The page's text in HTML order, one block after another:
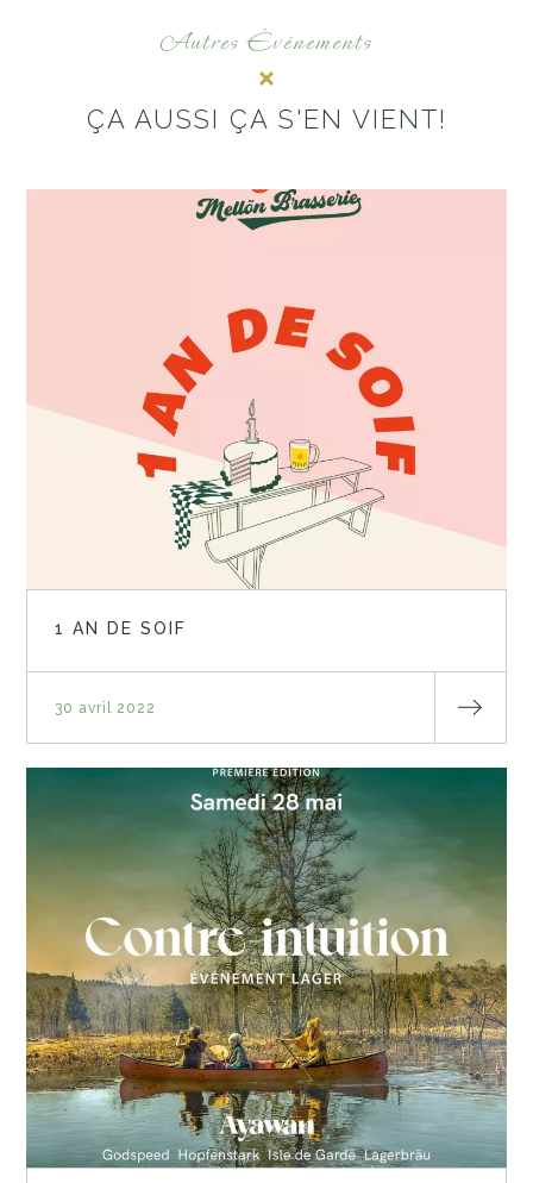
Autres Événements
ÇA AUSSI ÇA S'EN VIENT!
1 AN DE SOIF
30 avril 2022